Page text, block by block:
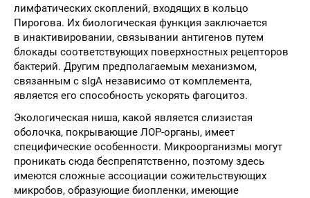
лимфатических скоплений, входящих в кольцо
Пирогова. Их биологическая функция заключается
в инактивировании, связывании антигенов путем
блокады соответствующих поверхностных рецепторов
бактерий. Другим предполагаемым механизмом,
связанным с sIgA независимо от комплемента,
является его способность ускорять фагоцитоз.
Экологическая ниша, какой является слизистая
оболочка, покрывающие ЛОР-органы, имеет
специфические особенности. Микроорганизмы могут
проникать сюда беспрепятственно, поэтому здесь
имеются сложные ассоциации сожительствующих
микробов, образующие биопленки, имеющие